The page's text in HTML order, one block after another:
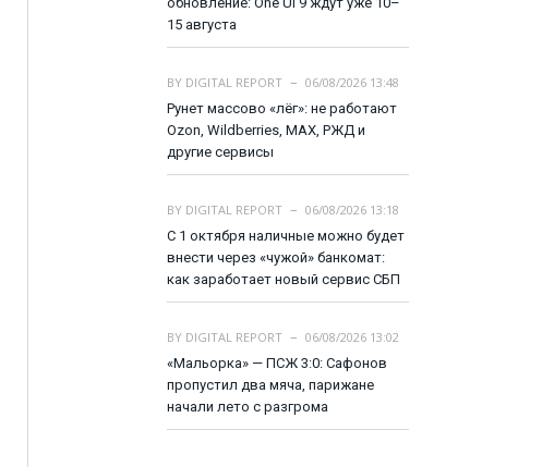
15 августа
BY DIGITAL REPORT
06/08/2026 13:48
Рунет массово «лёг»: не работают
Ozon, Wildberries, MAX, РЖД и
другие сервисы
BY DIGITAL REPORT
06/08/2026 13:18
С 1 октября наличные можно будет
внести через «чужой» банкомат:
как заработает новый сервис СБП
BY DIGITAL REPORT
06/08/2026 13:02
«Мальорка» — ПСЖ 3:0: Сафонов
пропустил два мяча, парижане
начали лето с разгрома